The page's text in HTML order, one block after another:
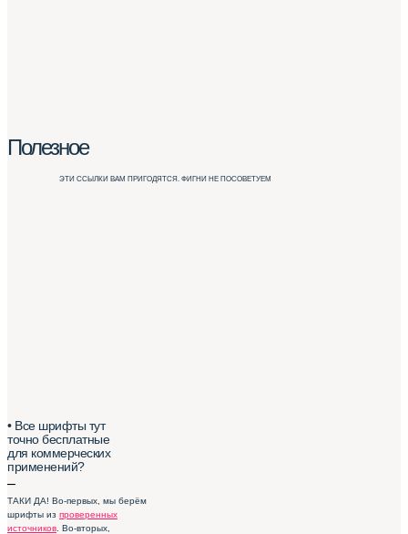
• Все шрифты тут
точно бесплатные
для коммерческих
применений?
–
ТАКИ ДА! Во-первых, мы берём
шрифты из проверенных
источников . Во-вторых,
Полезное
ЭТИ ССЫЛКИ ВАМ ПРИГОДЯТСЯ. ФИГНИ НЕ ПОСОВЕТУЕМ